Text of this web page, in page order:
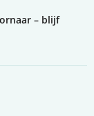
– blijf